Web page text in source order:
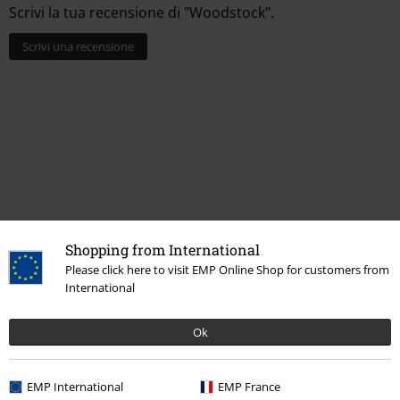
Shopping from International
Please click here to visit EMP Online Shop for customers from
International
Ok
EMP International EMP France
Scrivi la tua recensione di "Woodstock".
Scrivi una recensione
Altre Categorie. Altre Scelte.
Serie TV & Film Serie TV & Film Peanuts T-Shirts
Taglie comode T-shirt & Top